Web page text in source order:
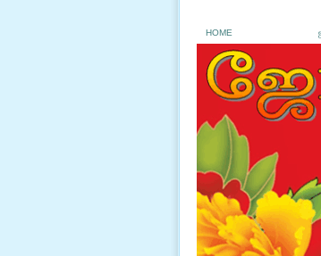
HOME